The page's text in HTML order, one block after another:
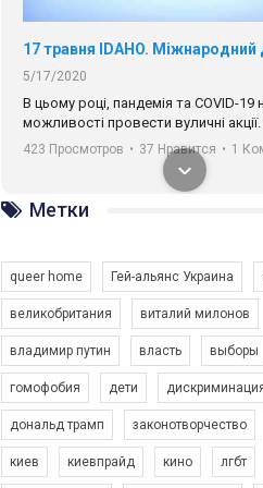
5/17/2020
В цьому році, пандемія та COVІD-19
можливості провести вуличні акції.
звернення про те, що навіть коли ми
містах та не можемо зустрінеться,
закликаємо всіх хто поділяє
солідарності, приєднатися до нас.
підрозділи ГАУ є в 16 областях
423 Просмотров • 37 Нравится • 1
Емоційний та вражаючий промо-
Метки
queer home Гей-альянс Украина
великобритания виталий милонов
владимир путин власть выборы
гомофобия дети
дональд трамп законотворчество
киев киевпрайд кино лгбт